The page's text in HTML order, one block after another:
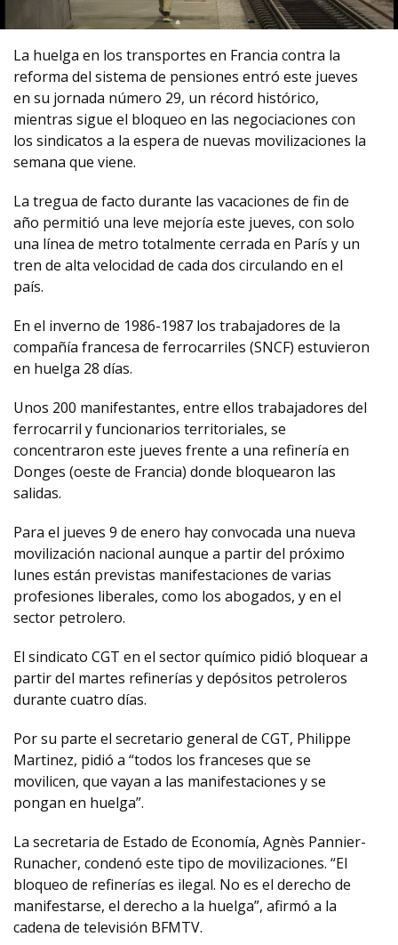
La huelga en los transportes en Francia contra la
reforma del sistema de pensiones entró este jueves
en su jornada número 29, un récord histórico,
mientras sigue el bloqueo en las negociaciones con
los sindicatos a la espera de nuevas movilizaciones la
semana que viene.
La tregua de facto durante las vacaciones de fin de
año permitió una leve mejoría este jueves, con solo
una línea de metro totalmente cerrada en París y un
tren de alta velocidad de cada dos circulando en el
país.
En el inverno de 1986-1987 los trabajadores de la
compañía francesa de ferrocarriles (SNCF) estuvieron
en huelga 28 días.
Unos 200 manifestantes, entre ellos trabajadores del
ferrocarril y funcionarios territoriales, se
concentraron este jueves frente a una refinería en
Donges (oeste de Francia) donde bloquearon las
salidas.
Para el jueves 9 de enero hay convocada una nueva
movilización nacional aunque a partir del próximo
lunes están previstas manifestaciones de varias
profesiones liberales, como los abogados, y en el
sector petrolero.
El sindicato CGT en el sector químico pidió bloquear a
partir del martes refinerías y depósitos petroleros
durante cuatro días.
Por su parte el secretario general de CGT, Philippe
Martinez, pidió a “todos los franceses que se
movilicen, que vayan a las manifestaciones y se
pongan en huelga”.
La secretaria de Estado de Economía, Agnès Pannier-
Runacher, condenó este tipo de movilizaciones. “El
bloqueo de refinerías es ilegal. No es el derecho de
manifestarse, el derecho a la huelga”, afirmó a la
cadena de televisión BFMTV.